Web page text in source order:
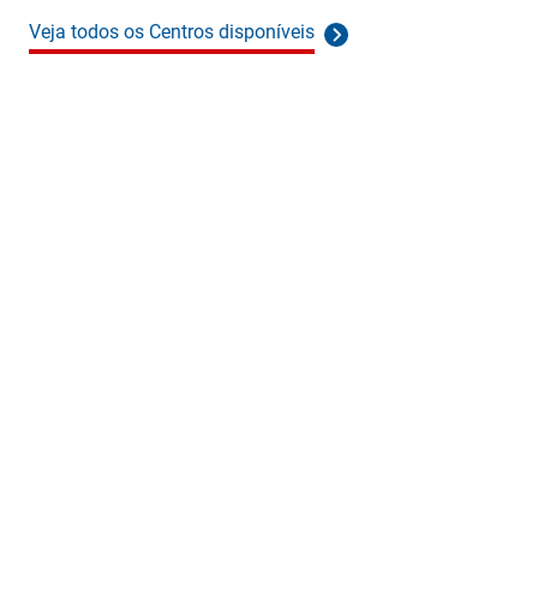
Veja todos os Centros disponíveis